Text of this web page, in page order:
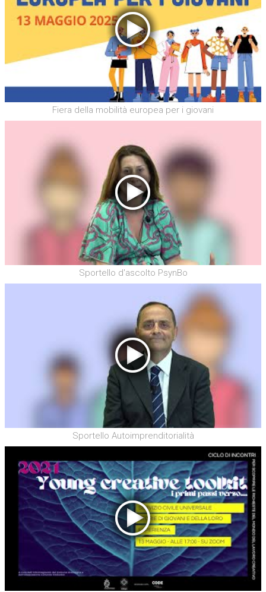
Fiera della mobilità europea per i giovani
Sportello d'ascolto PsynBo
Sportello Autoimprenditorialità